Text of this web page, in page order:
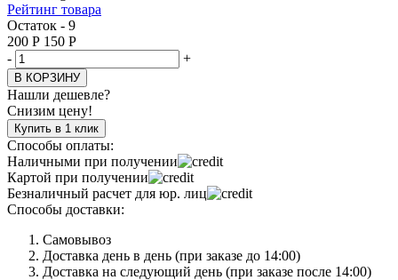
Рейтинг товара
Остаток - 9
200 Р 150 Р
-
+
В КОРЗИНУ
Нашли дешевле?
Снизим цену!
Купить в 1 клик
Способы оплаты:
Наличными при получении
Картой при получении
Безналичный расчет для юр. лиц
Способы доставки:
Самовывоз
Доставка день в день (при заказе до 14:00)
Доставка на следующий день (при заказе после 14:00)